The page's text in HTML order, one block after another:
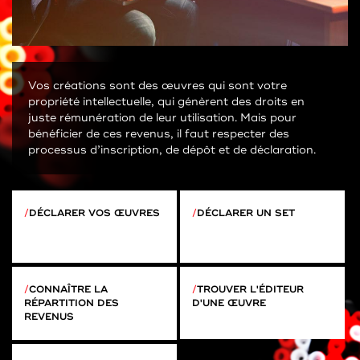
Vos créations sont des œuvres qui sont votre
propriété intellectuelle, qui génèrent des droits en
juste rémunération de leur utilisation. Mais pour
bénéficier de ces revenus, il faut respecter des
processus d’inscription, de dépôt et de déclaration.
DÉCLARER VOS ŒUVRES DÉCLARER UN SET
CONNAÎTRE LA
RÉPARTITION DES
REVENUS
TROUVER L'ÉDITEUR
D'UNE ŒUVRE